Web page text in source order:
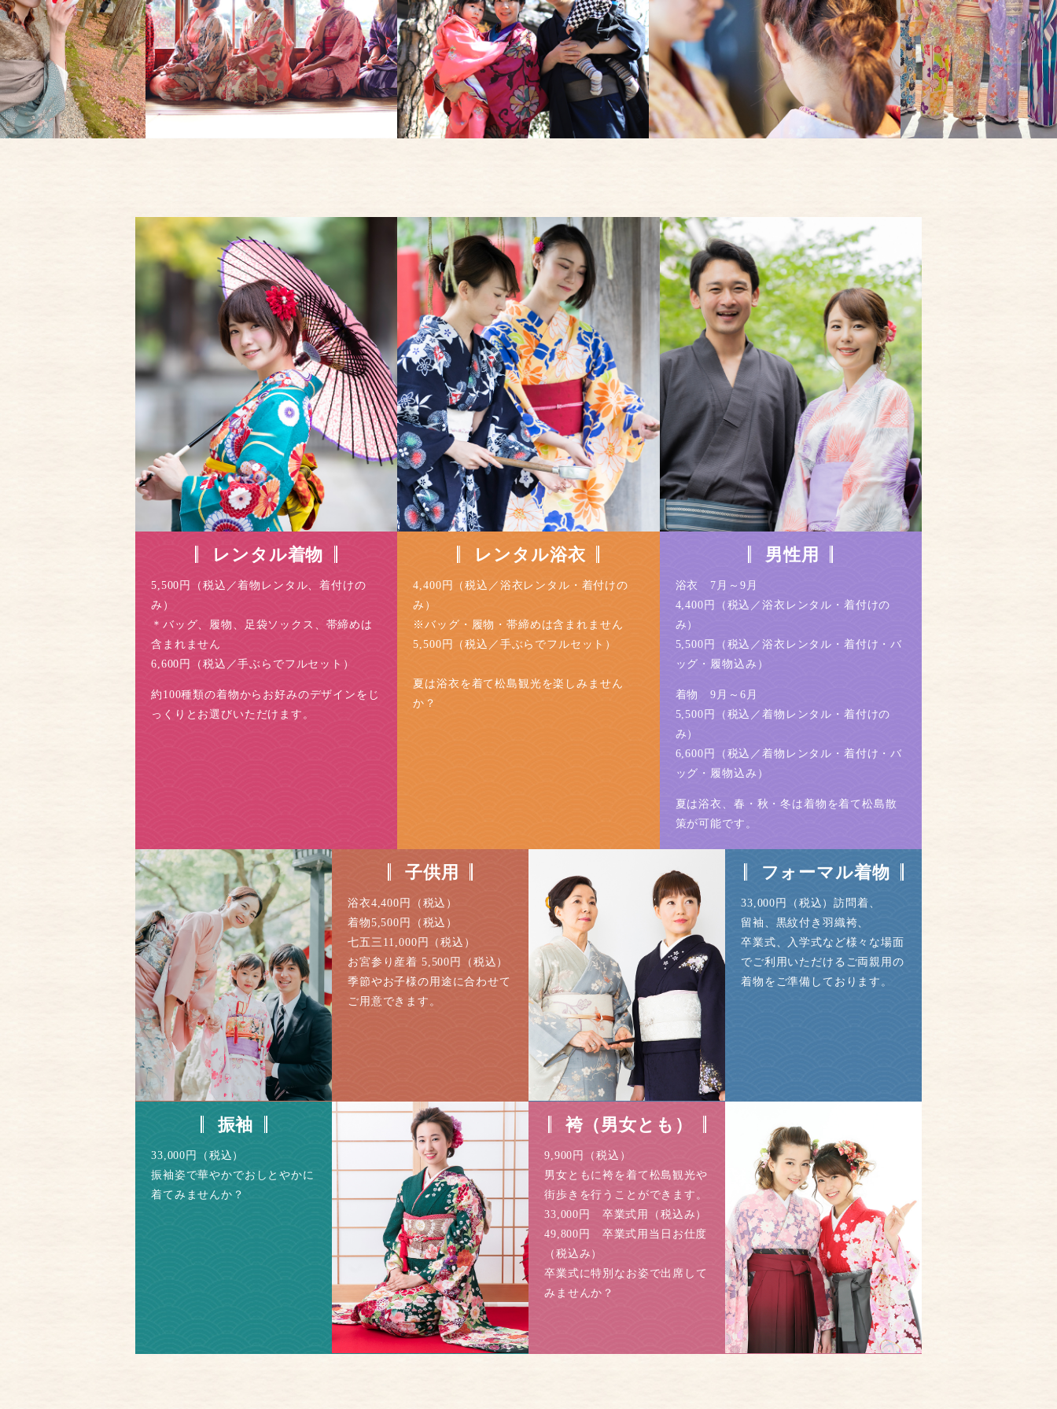
レンタル着物
5,500円（税込／着物レンタル、着付けの
み）
＊バッグ、履物、足袋ソックス、帯締めは
含まれません
6,600円（税込／手ぶらでフルセット）
約100種類の着物からお好みのデザインをじ
っくりとお選びいただけます。
レンタル浴衣
4,400円（税込／浴衣レンタル・着付けの
み）
※バッグ・履物・帯締めは含まれません
5,500円（税込／手ぶらでフルセット）
夏は浴衣を着て松島観光を楽しみません
か？
男性用
浴衣 7月～9月
4,400円（税込／浴衣レンタル・着付けの
み）
5,500円（税込／浴衣レンタル・着付け・バ
ッグ・履物込み）
着物 9月～6月
5,500円（税込／着物レンタル・着付けの
み）
6,600円（税込／着物レンタル・着付け・バ
ッグ・履物込み）
夏は浴衣、春・秋・冬は着物を着て松島散
策が可能です。
子供用
浴衣4,400円（税込）
着物5,500円（税込）
七五三11,000円（税込）
お宮参り産着 5,500円（税込）
季節やお子様の用途に合わせて
ご用意できます。
フォーマル着物
33,000円（税込）訪問着、
留袖、黒紋付き羽織袴、
卒業式、入学式など様々な場面
でご利用いただけるご両親用の
着物をご準備しております。
振袖
33,000円（税込）
振袖姿で華やかでおしとやかに
着てみませんか？
袴（男女とも）
9,900円（税込）
男女ともに袴を着て松島観光や
街歩きを行うことができます。
33,000円 卒業式用（税込み）
49,800円 卒業式用当日お仕度
（税込み）
卒業式に特別なお姿で出席して
みませんか？